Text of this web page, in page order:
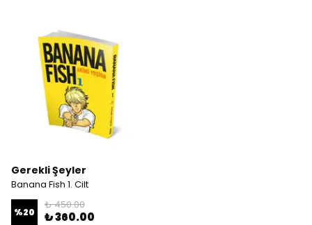
Gerekli Şeyler
Banana Fish 1. Cilt
%20
₺ 450.00
₺ 360.00